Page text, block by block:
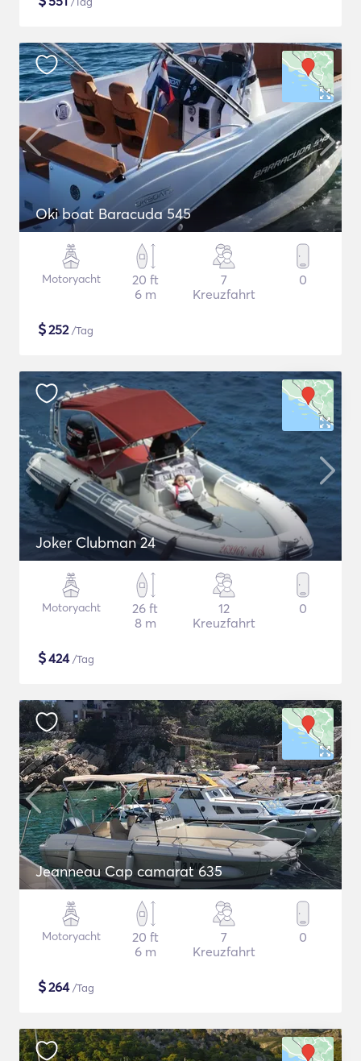
Oki boat Baracuda 545
Motoryacht
20 ft
6 m
7
Kreuzfahrt
0
$252/Tag
Joker Clubman 24
Motoryacht
26 ft
8 m
12
Kreuzfahrt
0
$424/Tag
Jeanneau Cap camarat 635
Motoryacht
20 ft
6 m
7
Kreuzfahrt
0
$264/Tag